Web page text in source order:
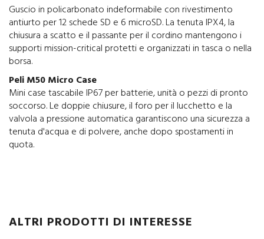
Guscio in policarbonato indeformabile con rivestimento
antiurto per 12 schede SD e 6 microSD. La tenuta IPX4, la
chiusura a scatto e il passante per il cordino mantengono i
supporti mission-critical protetti e organizzati in tasca o nella
borsa.
Peli M50 Micro Case
Mini case tascabile IP67 per batterie, unità o pezzi di pronto
soccorso. Le doppie chiusure, il foro per il lucchetto e la
valvola a pressione automatica garantiscono una sicurezza a
tenuta d'acqua e di polvere, anche dopo spostamenti in
quota.
ALTRI PRODOTTI DI INTERESSE